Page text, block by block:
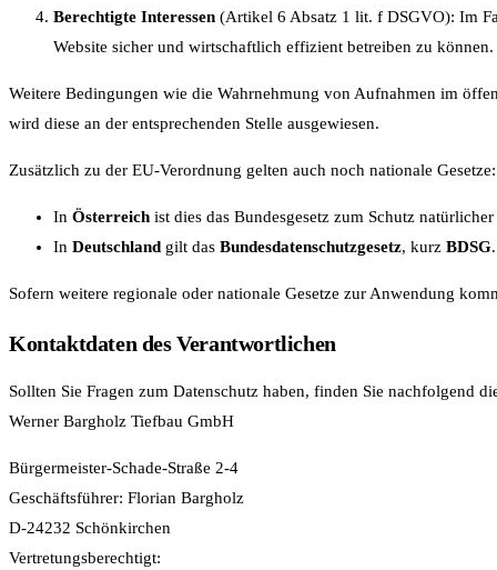
Berechtigte Interessen (Artikel 6 Absatz 1 lit. f DSGVO): Im
Website sicher und wirtschaftlich effizient betreiben zu
Weitere Bedingungen wie die Wahrnehmung von Aufnahmen im
wird diese an der entsprechenden Stelle ausgewiesen.
Zusätzlich zu der EU-Verordnung gelten auch noch nationale Gesetze:
In Österreich ist dies das Bundesgesetz zum Schutz
In Deutschland gilt das Bundesdatenschutzgesetz, kurz BDSG.
Sofern weitere regionale oder nationale Gesetze zur Anwendung
Kontaktdaten des Verantwortlichen
Sollten Sie Fragen zum Datenschutz haben, finden Sie nachfolgend
Werner Bargholz Tiefbau GmbH
Bürgermeister-Schade-Straße 2-4
Geschäftsführer: Florian Bargholz
D-24232 Schönkirchen
Vertretungsberechtigt: